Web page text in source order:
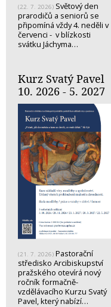
(22. 7. 2026) Světový den
prarodičů a seniorů se
připomíná vždy 4. neděli v
červenci - v blízkosti
svátku Jáchyma…
Kurz Svatý Pavel
10. 2026 - 5. 2027
(21. 7. 2026) Pastorační
středisko Arcibiskupství
pražského otevírá nový
ročník formačně-
vzdělávacího Kurzu Svatý
Pavel, který nabízí…